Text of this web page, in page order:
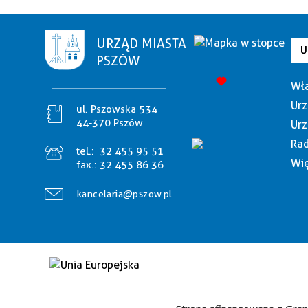
URZĄD MIASTA
PSZÓW
ul. Pszowska 534
44-370 Pszów
tel.: 32 455 95 51
fax.: 32 455 86 36
kancelaria@pszow.pl